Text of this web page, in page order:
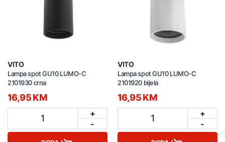
VITO
Lampa spot GU10 LUMO-C
2101930 crna
16,95 KM
1
+
-
VITO
Lampa spot GU10 LUMO-C
2101920 bijela
16,95 KM
1
+
-